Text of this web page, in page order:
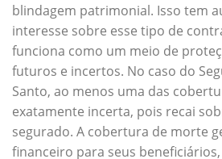
blindagem patrimonial. Isso tem
interesse sobre esse tipo de
funciona como um meio de
futuros e incertos. No caso do
Santo, ao menos uma das
exatamente incerta, pois recai
segurado. A cobertura de morte
financeiro para seus